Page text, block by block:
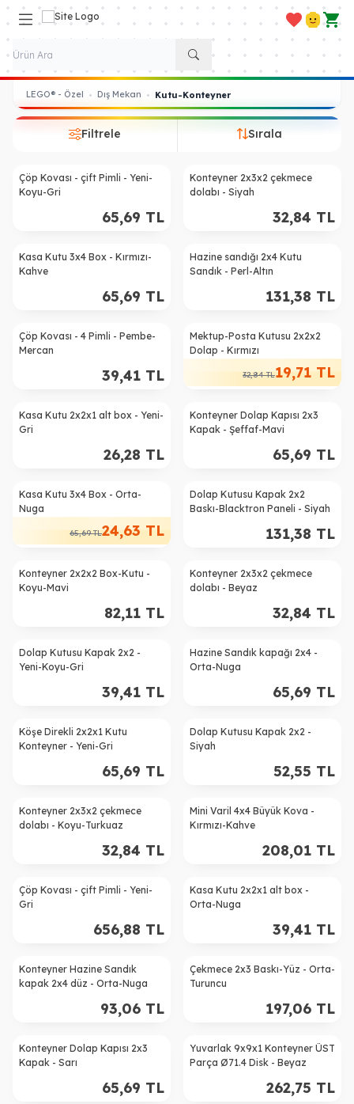
Favorilerim
Hesabım
LEGO® - Özel • Dış Mekan • Kutu-Konteyner
Filtrele Sırala
Çöp Kovası - çift Pimli - Yeni-
Koyu-Gri
65,69 TL
Konteyner 2x3x2 çekmece
dolabı - Siyah
32,84 TL
Kasa Kutu 3x4 Box - Kırmızı-
Kahve
65,69 TL
Hazine sandığı 2x4 Kutu
Sandık - Perl-Altın
131,38 TL
Çöp Kovası - 4 Pimli - Pembe-
Mercan
39,41 TL
%40
Mektup-Posta Kutusu 2x2x2
Dolap - Kırmızı
32,84TL19,71 TL
Kasa Kutu 2x2x1 alt box - Yeni-
Gri
26,28 TL
Konteyner Dolap Kapısı 2x3
Kapak - Şeffaf-Mavi
65,69 TL
%63
Kasa Kutu 3x4 Box - Orta-
Nuga
65,69TL24,63 TL
Dolap Kutusu Kapak 2x2
Baskı-Blacktron Paneli - Siyah
131,38 TL
Konteyner 2x2x2 Box-Kutu -
Koyu-Mavi
82,11 TL
Konteyner 2x3x2 çekmece
dolabı - Beyaz
32,84 TL
Dolap Kutusu Kapak 2x2 -
Yeni-Koyu-Gri
39,41 TL
Hazine Sandık kapağı 2x4 -
Orta-Nuga
65,69 TL
Köşe Direkli 2x2x1 Kutu
Konteyner - Yeni-Gri
65,69 TL
Dolap Kutusu Kapak 2x2 -
Siyah
52,55 TL
Konteyner 2x3x2 çekmece
dolabı - Koyu-Turkuaz
32,84 TL
Mini Varil 4x4 Büyük Kova -
Kırmızı-Kahve
208,01 TL
Çöp Kovası - çift Pimli - Yeni-
Gri
656,88 TL
Kasa Kutu 2x2x1 alt box -
Orta-Nuga
39,41 TL
Konteyner Hazine Sandık
kapak 2x4 düz - Orta-Nuga
93,06 TL
Çekmece 2x3 Baskı-Yüz - Orta-
Turuncu
197,06 TL
Konteyner Dolap Kapısı 2x3
Kapak - Sarı
65,69 TL
Yuvarlak 9x9x1 Konteyner ÜST
Parça Ø71.4 Disk - Beyaz
262,75 TL